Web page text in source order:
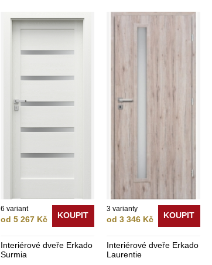
6 variant
od 5 267 Kč KOUPIT
3 varianty
od 3 346 Kč KOUPIT
Interiérové dveře Erkado
Surmia
Interiérové dveře Erkado
Laurentie